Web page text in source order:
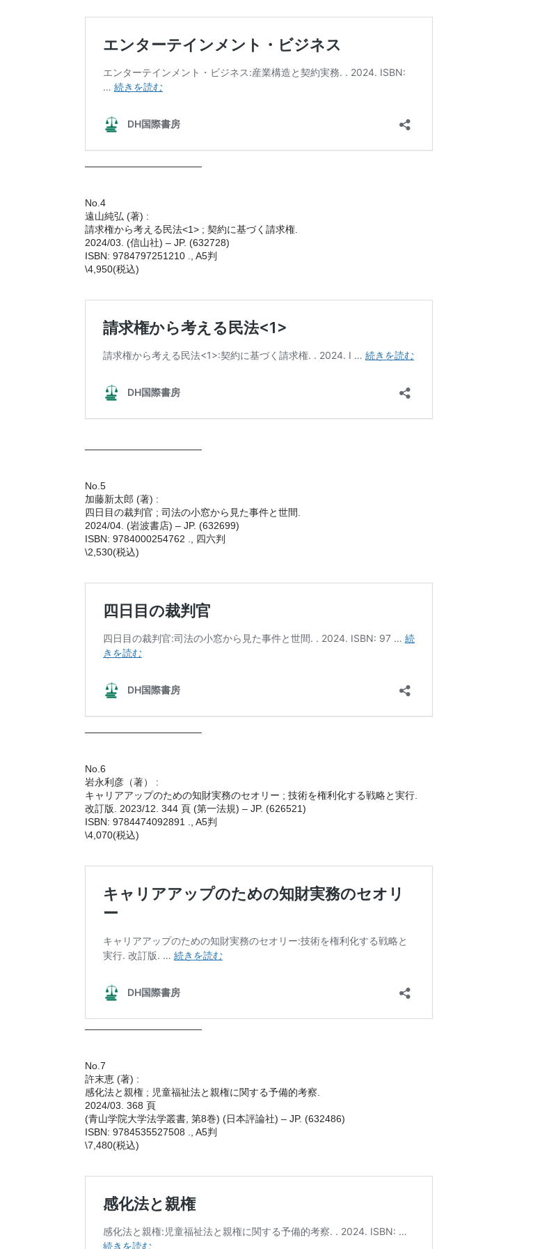
————————————
No.4
遠山純弘 (著) :
請求権から考える民法<1> ; 契約に基づく請求権.
2024/03. (信山社) – JP. (632728)
ISBN: 9784797251210 ., A5判
\4,950(税込)
————————————
No.5
加藤新太郎 (著) :
四日目の裁判官 ; 司法の小窓から見た事件と世間.
2024/04. (岩波書店) – JP. (632699)
ISBN: 9784000254762 ., 四六判
\2,530(税込)
————————————
No.6
岩永利彦（著） :
キャリアアップのための知財実務のセオリー ; 技術を権利化する戦略と実行.
改訂版. 2023/12. 344 頁 (第一法規) – JP. (626521)
ISBN: 9784474092891 ., A5判
\4,070(税込)
————————————
No.7
許末恵 (著) :
感化法と親権 ; 児童福祉法と親権に関する予備的考察.
2024/03. 368 頁
(青山学院大学法学叢書, 第8巻) (日本評論社) – JP. (632486)
ISBN: 9784535527508 ., A5判
\7,480(税込)